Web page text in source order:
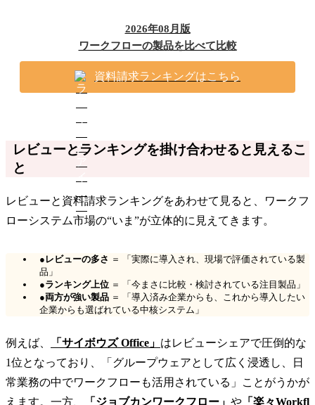
2026年08月版
ワークフローの製品を比べて比較
資料請求ランキングはこちら
レビューとランキングを掛け合わせると見えるこ
と
レビューと資料請求ランキングをあわせて見ると、ワークフ
ローシステム市場の“いま”が立体的に見えてきます。
● レビューの多さ ＝ 「実際に導入され、現場で評価されている製
品」
●ランキング上位 ＝ 「今まさに比較・検討されている注目製品」
●両方が強い製品 ＝ 「導入済み企業からも、これから導入したい
企業からも選ばれている中核システム」
例えば、 「サイボウズ Office」 はレビューシェアで圧倒的な
1位となっており、「グループウェアとして広く浸透し、日
常業務の中でワークフローも活用されている」ことがうかが
えます。一方、
「ジョブカンワークフロー」 や 「楽々Workfl